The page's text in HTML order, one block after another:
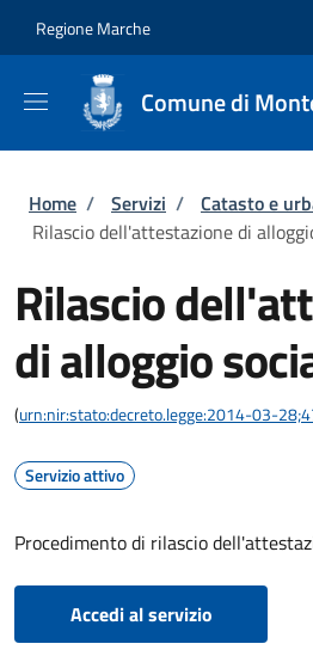
Regione Marche
Comune di
Briciole di pane
Home / Servizi / Catasto e
Rilascio dell'attestazione di
Rilascio
di alloggio
(urn:nir:stato:decreto.legge:2014-03-
Servizio attivo
Procedimento di rilascio
Accedi al servizio